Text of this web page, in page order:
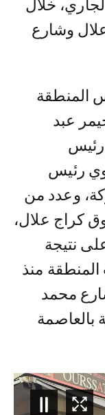
الجاري، خلال
وشارع
المنطقة
عبد
رئيس
رئيس
وعدد من
كراج علال،
نتيجة
منذ
محمد
بالعاصمة